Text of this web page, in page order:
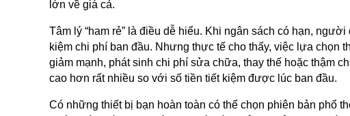
lớn về giá cả.
Tâm lý “ham rẻ” là điều dễ hiểu. Khi ngân sách có hạn,
kiệm chi phí ban đầu. Nhưng thực tế cho thấy, việc lựa chọn
giảm mạnh, phát sinh chi phí sửa chữa, thay thế hoặc thậm
cao hơn rất nhiều so với số tiền tiết kiệm được lúc ban đầu.
Có những thiết bị bạn hoàn toàn có thể chọn phiên bản phổ